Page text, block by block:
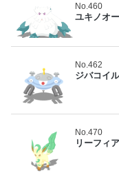
No.460
ユキノオー
No.462
ジバコイル
No.470
リーフィア